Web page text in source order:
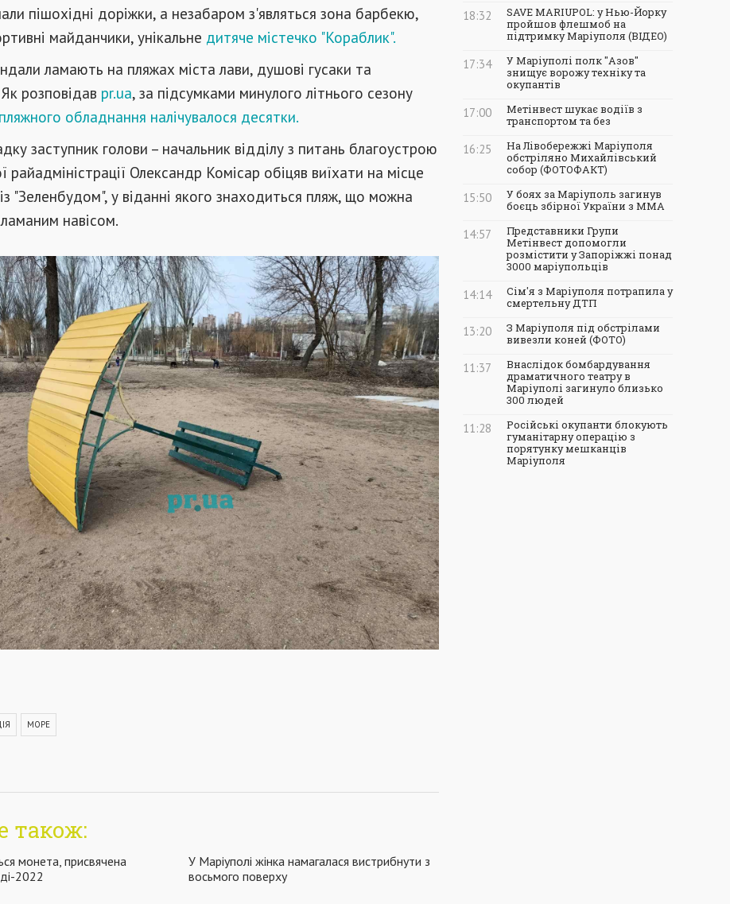
пішохідні доріжки, а незабаром з'являться зона барбекю,
майданчики, унікальне дитяче містечко "Кораблик".
ламають на пляжах міста лави, душові гусаки та
розповідав pr.ua, за підсумками минулого літнього сезону
обладнання налічувалося десятки.
заступник голови – начальник відділу з питань благоустрою
райадміністрації Олександр Комісар обіцяв виїхати на місце
"Зеленбудом", у віданні якого знаходиться пляж, що можна
навісом.
МОРЕ
також:
монета, присвячена
2022
У Маріуполі жінка намагалася вистрибнути з
восьмого поверху
18:32
SAVE MARIUPOL: у Нью-Йорку
пройшов флешмоб на
підтримку Маріуполя (ВІДЕО)
17:34
У Маріуполі полк "Азов"
знищує ворожу техніку та
окупантів
17:00
Метінвест шукає водіїв з
транспортом та без
16:25
На Лівобережжі Маріуполя
обстріляно Михайлівський
собор (ФОТОФАКТ)
15:50
У боях за Маріуполь загинув
боєць збірної України з ММА
14:57
Представники Групи
Метінвест допомогли
розмістити у Запоріжжі понад
3000 маріупольців
14:14
Сім'я з Маріуполя потрапила у
смертельну ДТП
13:20
З Маріуполя під обстрілами
вивезли коней (ФОТО)
11:37
Внаслідок бомбардування
драматичного театру в
Маріуполі загинуло близько
300 людей
11:28
Російські окупанти блокують
гуманітарну операцію з
порятунку мешканців
Маріуполя